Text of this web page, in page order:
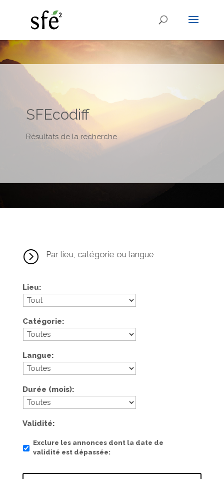
SFEcodiff
Résultats de la recherche
= Par lieu, catégorie ou langue
Lieu
Catégorie
Langue
Durée (mois)
Validité
Exclure les annonces dont la date de
validité est dépassée